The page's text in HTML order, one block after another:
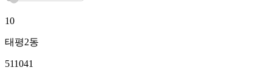
10
태평2동
511041